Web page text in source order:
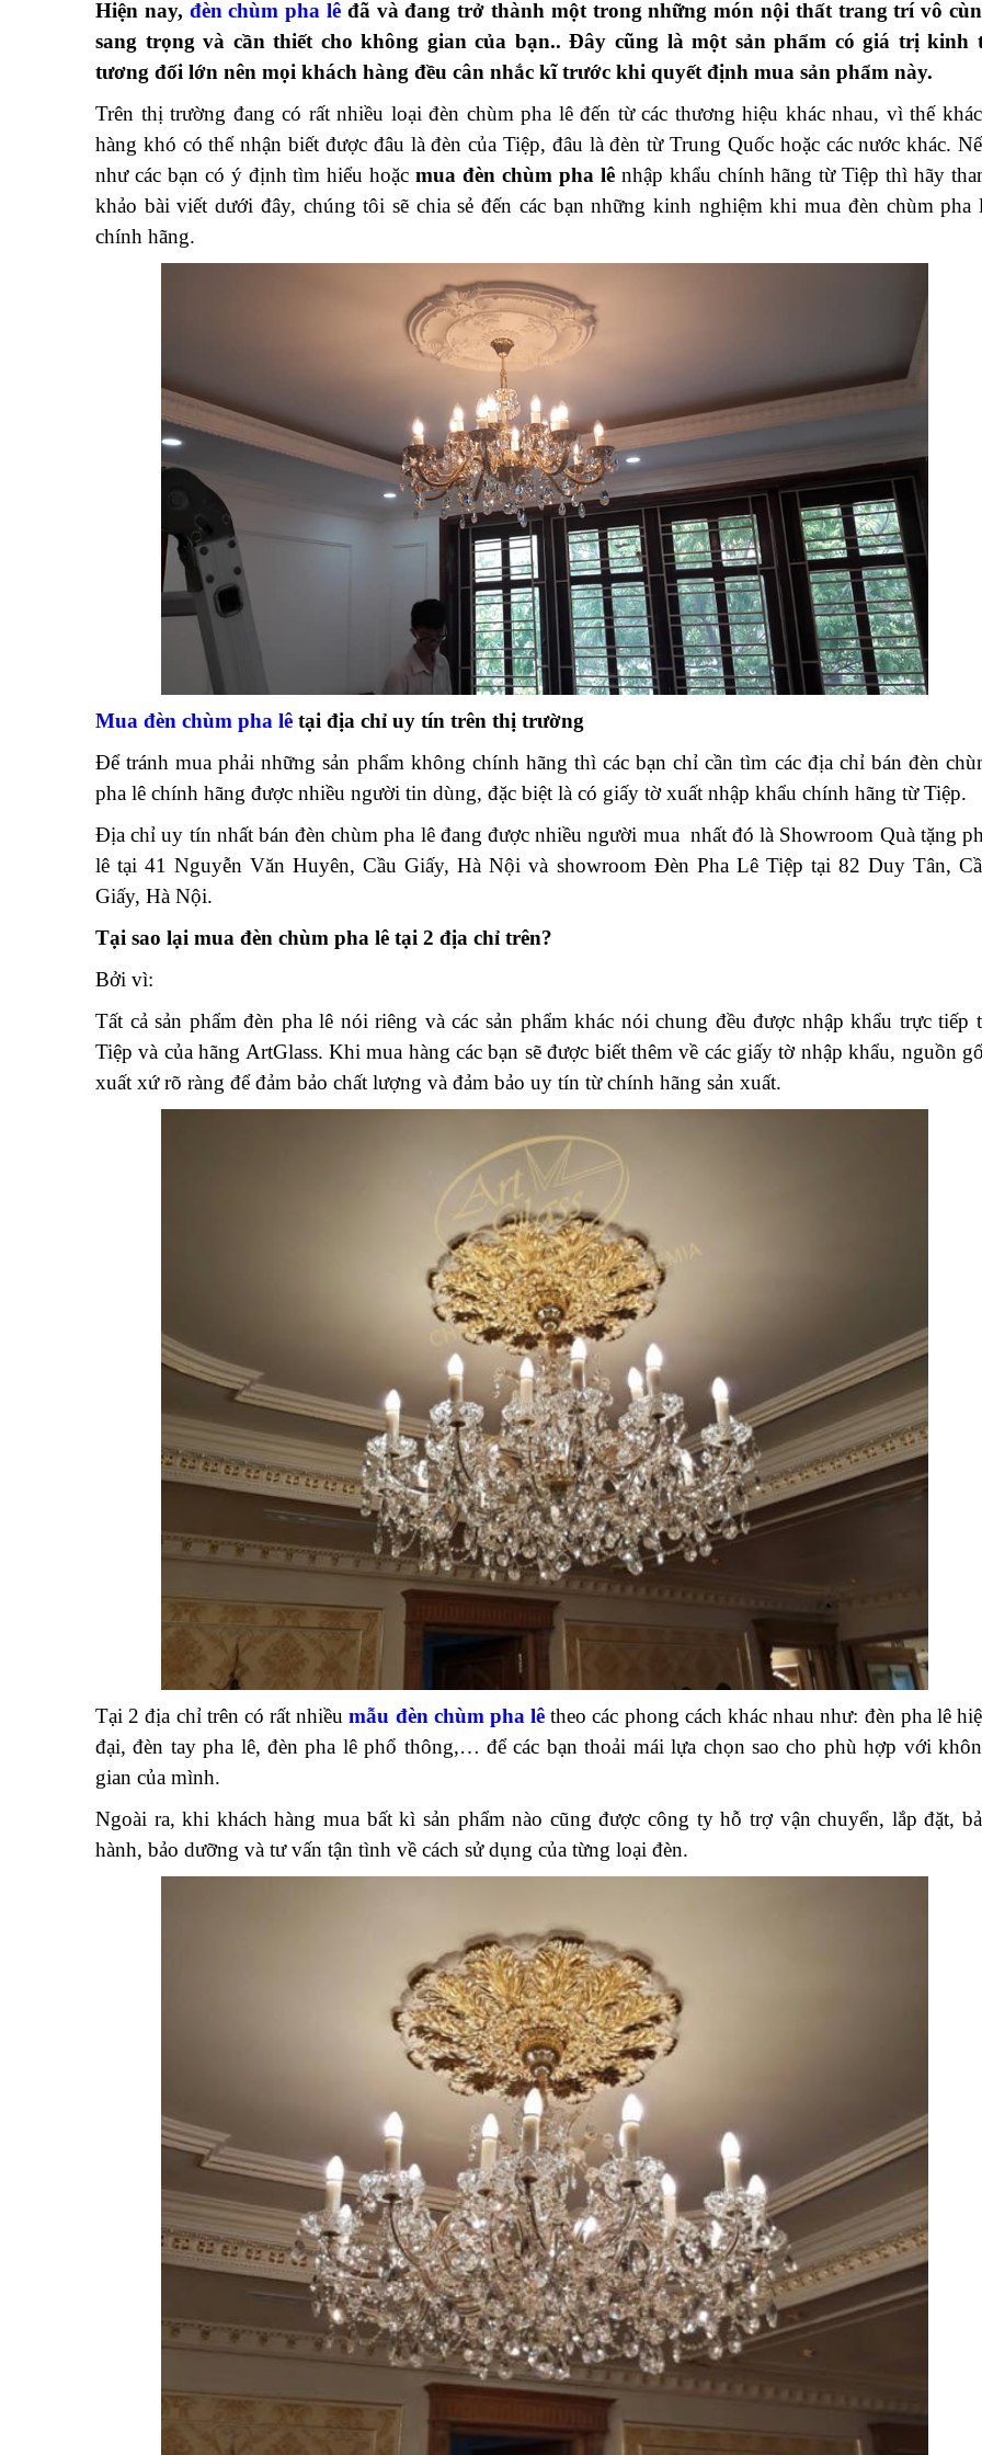
Hiện nay, đèn chùm pha lê đã và đang trở thành một trong những món nội thất trang trí vô
sang trọng và cần thiết cho không gian của bạn.. Đây cũng là một sản phẩm có giá trị kinh
tương đối lớn nên mọi khách hàng đều cân nhắc kĩ trước khi quyết định mua sản phẩm này.
Trên thị trường đang có rất nhiều loại đèn chùm pha lê đến từ các thương hiệu khác nhau, vì thế
hàng khó có thể nhận biết được đâu là đèn của Tiệp, đâu là đèn từ Trung Quốc hoặc các nước khác.
như các bạn có ý định tìm hiểu hoặcmua đèn chùm pha lênhập khẩu chính hãng từ Tiệp thì hãy
khảo bài viết dưới đây, chúng tôi sẽ chia sẻ đến các bạn những kinh nghiệm khi mua đèn chùm pha
chính hãng.
Mua đèn chùm pha lê tại địa chỉ uy tín trên thị trường
Để tránh mua phải những sản phẩm không chính hãng thì các bạn chỉ cần tìm các địa chỉ bán đèn
pha lê chính hãng được nhiều người tin dùng, đặc biệt là có giấy tờ xuất nhập khẩu chính hãng từ Tiệp.
Địa chỉ uy tín nhất bán đèn chùm pha lê đang được nhiều người mua nhất đó là Showroom Quà tặng
lê tại 41 Nguyễn Văn Huyên, Cầu Giấy, Hà Nội và showroom Đèn Pha Lê Tiệp tại 82 Duy Tân,
Giấy, Hà Nội.
Tại sao lại mua đèn chùm pha lê tại 2 địa chỉ trên?
Bởi vì:
Tất cả sản phẩm đèn pha lê nói riêng và các sản phẩm khác nói chung đều được nhập khẩu trực tiếp
Tiệp và của hãng ArtGlass. Khi mua hàng các bạn sẽ được biết thêm về các giấy tờ nhập khẩu, nguồn
xuất xứ rõ ràng để đảm bảo chất lượng và đảm bảo uy tín từ chính hãng sản xuất.
Tại 2 địa chỉ trên có rất nhiềumẫu đèn chùm pha lê theo các phong cách khác nhau như: đèn pha lê
đại, đèn tay pha lê, đèn pha lê phổ thông,… để các bạn thoải mái lựa chọn sao cho phù hợp với
gian của mình.
Ngoài ra, khi khách hàng mua bất kì sản phẩm nào cũng được công ty hỗ trợ vận chuyển, lắp đặt,
hành, bảo dưỡng và tư vấn tận tình về cách sử dụng của từng loại đèn.